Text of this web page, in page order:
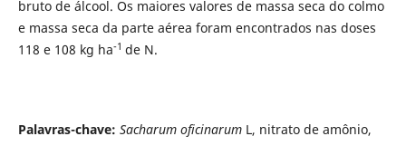
bruto de álcool. Os maiores valores de massa seca do colmo
e massa seca da parte aérea foram encontrados nas doses
118 e 108 kg ha-1 de N.
Palavras-chave: Sacharum oficinarum L, nitrato de amônio,